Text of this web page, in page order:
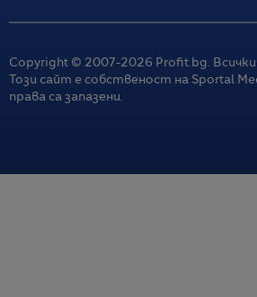
Copyright © 2007-2026 Profit.bg.
Този сайт е собственост на Sportal
права са запазени.